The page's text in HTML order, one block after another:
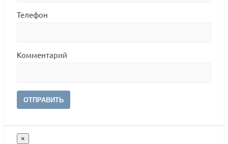
Телефон
Комментарий
ОТПРАВИТЬ
×